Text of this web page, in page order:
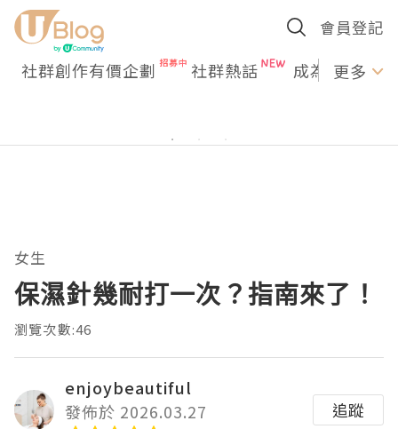
會員登記
社群創作有價企劃 社群熱話 成為U更多
女生
保濕針幾耐打一次？指南來了！
瀏覽次數:46
enjoybeautiful
發佈於 2026.03.27
追蹤